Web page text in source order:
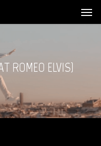
Menu
ROMEO ELVIS)